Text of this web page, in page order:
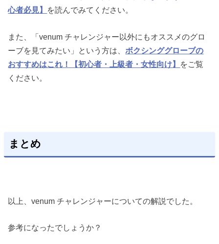
心者必見】 を読んでみてください。
また、「venum チャレンジャー以外にもオススメのグロ
ーブを見てみたい」という方は、 ボクシンググローブの
おすすめはこれ！【初心者・上級者・女性向け】 をご覧
ください。
まとめ
以上、venum チャレンジャーについての解説でした。
参考になったでしょうか？